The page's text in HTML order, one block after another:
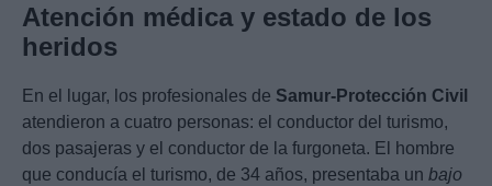
Atención médica y estado de los
heridos
En el lugar, los profesionales de Samur-Protección Civil
atendieron a cuatro personas: el conductor del turismo,
dos pasajeras y el conductor de la furgoneta. El hombre
que conducía el turismo, de 34 años, presentaba un bajo